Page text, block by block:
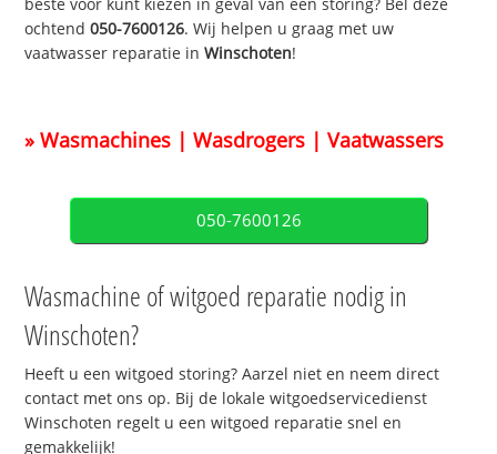
ochtend050-7600126. Wij helpen u graag met uw
vaatwasser reparatie inWinschoten!
» Wasmachines | Wasdrogers | Vaatwassers
050-7600126
Wasmachine of witgoed reparatie nodig in
Winschoten?
Heeft u een witgoed storing? Aarzel niet en neem direct
contact met ons op. Bij de lokale witgoedservicedienst
Winschoten regelt u een witgoed reparatie snel en
gemakkelijk!